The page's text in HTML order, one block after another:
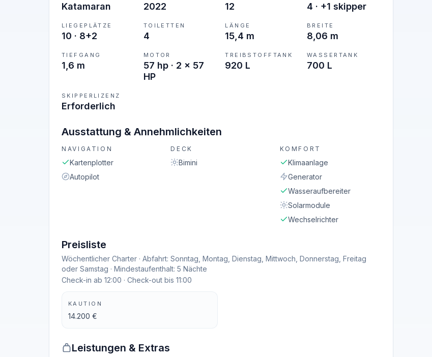
Katamaran 2022 12 4 · +1 skipper
LIEGEPLÄTZE
10 · 8+2
TOILETTEN
4
LÄNGE
15,4 m
BREITE
8,06 m
TIEFGANG
1,6 m
MOTOR
57 hp · 2 x 57
HP
TREIBSTOFFTANK
920 L
WASSERTANK
700 L
SKIPPERLIZENZ
Erforderlich
Ausstattung & Annehmlichkeiten
NAVIGATION
Kartenplotter
Autopilot
DECK
Bimini
KOMFORT
Klimaanlage
Generator
Wasseraufbereiter
Solarmodule
Wechselrichter
Preisliste
Wöchentlicher Charter · Abfahrt: Sonntag, Montag, Dienstag, Mittwoch, Donnerstag, Freitag
oder Samstag · Mindestaufenthalt: 5 Nächte
Check-in ab 12:00 · Check-out bis 11:00
KAUTION
14.200 €
Leistungen & Extras